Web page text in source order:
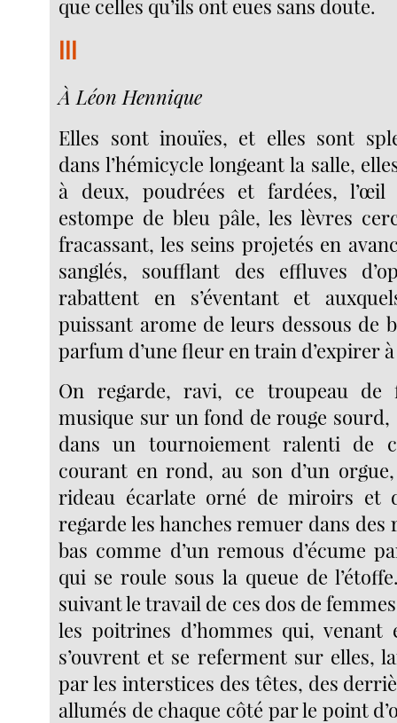
que celles qu’ils ont eues sans doute.
À Léon Hennique
Elles sont inouïes, et elles sont
dans l’hémicycle longeant la salle,
à deux, poudrées et fardées, l’œil
estompe de bleu pâle, les lèvres
fracassant, les seins projetés en
sanglés, soufflant des effluves
rabattent en s’éventant et
puissant arome de leurs dessous de
parfum d’une fleur en train d’expirer
On regarde, ravi, ce troupeau de
musique sur un fond de rouge sourd,
dans un tournoiement ralenti de
courant en rond, au son d’un
rideau écarlate orné de miroirs et
regarde les hanches remuer dans des
bas comme d’un remous d’écume
qui se roule sous la queue de
suivant le travail de ces dos de
les poitrines d’hommes qui, venant
s’ouvrent et se referment sur elles,
par les interstices des têtes, des
allumés de chaque côté par le point